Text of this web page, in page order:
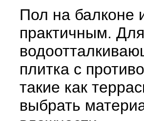
Пол на балконе
практичным.
плитка с
такие как
выбрать